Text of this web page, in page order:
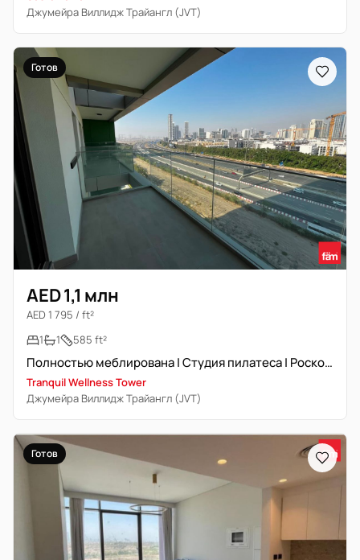
Джумейра Виллидж Трайангл (JVT)
Готов
AED 1,1 млн
AED 1 795 / ft²
1
1 585 ft²
Полностью меблирована | Студия пилатеса | Роскошная жизнь
Tranquil Wellness Tower
Джумейра Виллидж Трайангл (JVT)
Готов